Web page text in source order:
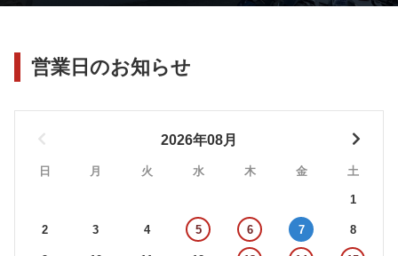
営業日のお知らせ
2026年08月
日 月 火 水 木 金 土
1
2 3 4 5 6 7 8